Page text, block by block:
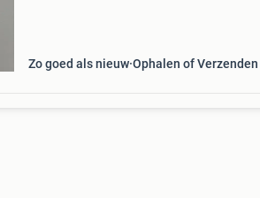
Zo goed als nieuw Ophalen of Verzenden